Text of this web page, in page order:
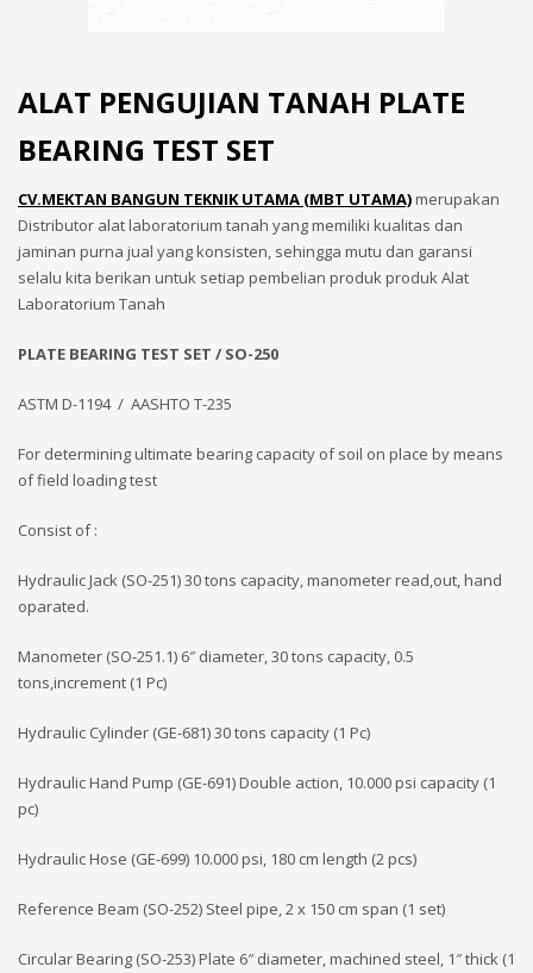
ALAT PENGUJIAN TANAH PLATE
BEARING TEST SET
CV.MEKTAN BANGUN TEKNIK UTAMA (MBT UTAMA)merupakan
Distributor alat laboratorium tanah yang memiliki kualitas dan
jaminan purna jual yang konsisten, sehingga mutu dan garansi
selalu kita berikan untuk setiap pembelian produk produk Alat
Laboratorium Tanah
PLATE BEARING TEST SET / SO-250
ASTM D-1194 / AASHTO T-235
For determining ultimate bearing capacity of soil on place by means
of field loading test
Consist of :
Hydraulic Jack (SO-251) 30 tons capacity, manometer read,out, hand
oparated.
Manometer (SO-251.1) 6″ diameter, 30 tons capacity, 0.5
tons,increment (1 Pc)
Hydraulic Cylinder (GE-681) 30 tons capacity (1 Pc)
Hydraulic Hand Pump (GE-691) Double action, 10.000 psi capacity (1
pc)
Hydraulic Hose (GE-699) 10.000 psi, 180 cm length (2 pcs)
Reference Beam (SO-252) Steel pipe, 2 x 150 cm span (1 set)
Circular Bearing (SO-253) Plate 6″ diameter, machined steel, 1″ thick (1